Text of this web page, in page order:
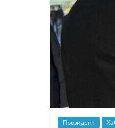
Президент